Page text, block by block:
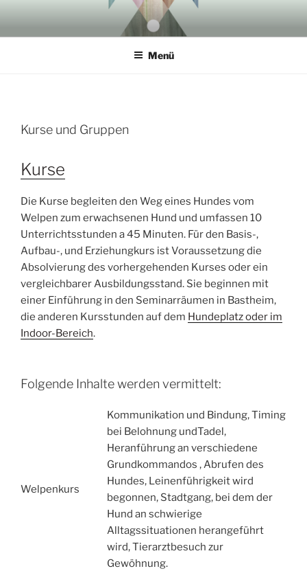
Menü
Kurse und Gruppen
Kurse
Die Kurse begleiten den Weg eines Hundes vom
Welpen zum erwachsenen Hund und umfassen 10
Unterrichtsstunden a 45 Minuten. Für den Basis-,
Aufbau-, und Erziehungkurs ist Voraussetzung die
Absolvierung des vorhergehenden Kurses oder ein
vergleichbarer Ausbildungsstand. Sie beginnen mit
einer Einführung in den Seminarräumen in Bastheim,
die anderen Kursstunden auf dem Hundeplatz oder im
Indoor-Bereich.
Folgende Inhalte werden vermittelt:
Welpenkurs
Kommunikation und Bindung, Timing
bei Belohnung undTadel,
Heranführung an verschiedene
Grundkommandos , Abrufen des
Hundes, Leinenführigkeit wird
begonnen, Stadtgang, bei dem der
Hund an schwierige
Alltagssituationen herangeführt
wird, Tierarztbesuch zur
Gewöhnung.